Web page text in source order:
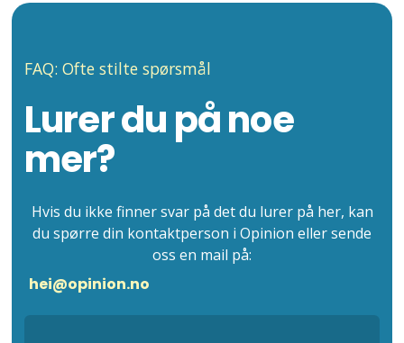
FAQ: Ofte stilte spørsmål
Lurer du på noe
mer?
Hvis du ikke finner svar på det du lurer på her, kan
du spørre din kontaktperson i Opinion eller sende
oss en mail på:
hei@opinion.no